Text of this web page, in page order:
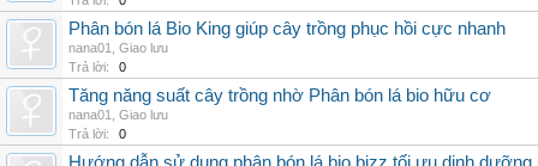
Phân bón lá Bio King giúp cây trồng phục hồi cực nhanh
nana01
Giao lưu
Trả lời:
0
Tăng năng suất cây trồng nhờ Phân bón lá bio hữu cơ
nana01
Giao lưu
Trả lời:
0